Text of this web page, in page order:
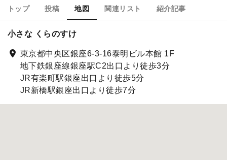
トップ 投稿 地図 関連リスト 紹介記事
小さな くらのすけ
東京都中央区銀座6-3-16泰明ビル本館 1F
地下鉄銀座線銀座駅C2出口より徒歩3分
JR有楽町駅銀座出口より徒歩5分
JR新橋駅銀座出口より徒歩7分